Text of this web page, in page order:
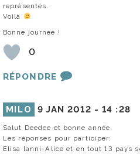
représentés.
Voilà
Bonne journée !
0
RÉPONDRE
MILO 9 JAN 2012 -14 :28
Salut Deedee et bonne année.
Les réponses pour participer:
Elisa lanni-Alice et en tout 13 pays